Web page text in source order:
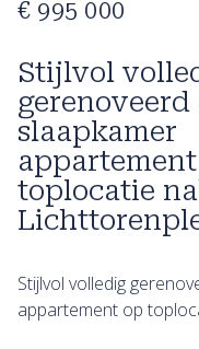
Stijlvol
slaapkamer
toplocatie
€ 995 000
Stijlvol volledig
appartement op